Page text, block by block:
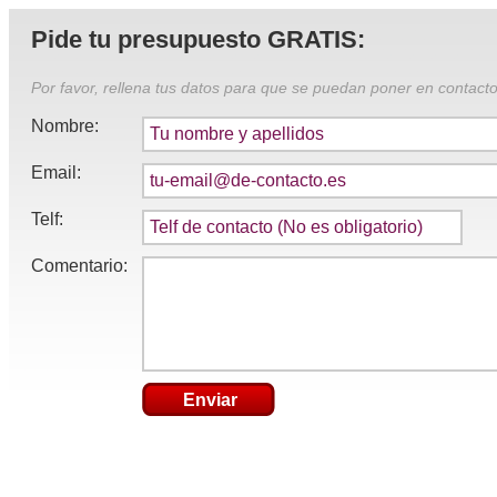
Pide tu presupuesto GRATIS:
Por favor, rellena tus datos para que se puedan poner en
Nombre:
Email:
Telf:
Comentario:
Enviar